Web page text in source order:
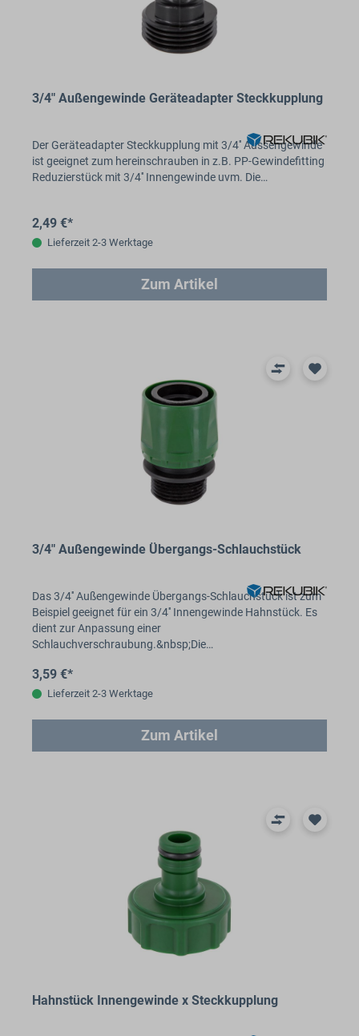
3/4" Außengewinde Geräteadapter Steckkupplung
Der Geräteadapter Steckkupplung mit 3/4'' Aussengewinde
ist geeignet zum hereinschrauben in z.B. PP-Gewindefitting
Reduzierstück mit 3/4'' Innengewinde uvm. Die…
2,49 €*
Lieferzeit 2-3 Werktage
Zum Artikel
3/4" Außengewinde Übergangs-Schlauchstück
Das 3/4'' Außengewinde Übergangs-Schlauchstück ist zum
Beispiel geeignet für ein 3/4'' Innengewinde Hahnstück. Es
dient zur Anpassung einer
Schlauchverschraubung.&nbsp;Die…
3,59 €*
Lieferzeit 2-3 Werktage
Zum Artikel
Hahnstück Innengewinde x Steckkupplung